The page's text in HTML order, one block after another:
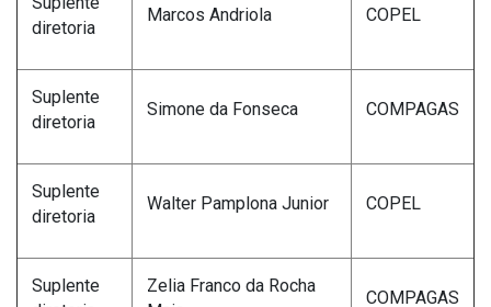
diretoria
Marcos Andriola COPEL
Suplente
diretoria
Simone da Fonseca COMPAGAS
Suplente
diretoria
Walter Pamplona Junior COPEL
Suplente
Zelia Franco da Rocha
COMPAGAS